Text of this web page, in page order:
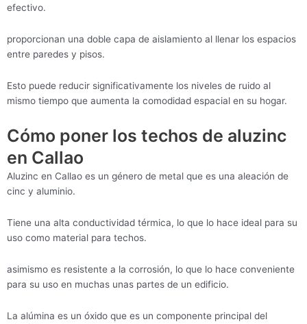
efectivo.
proporcionan una doble capa de aislamiento al llenar los espacios
entre paredes y pisos.
Esto puede reducir significativamente los niveles de ruido al
mismo tiempo que aumenta la comodidad espacial en su hogar.
Cómo poner los techos de aluzinc
en Callao
Aluzinc en Callao es un género de metal que es una aleación de
cinc y aluminio.
Tiene una alta conductividad térmica, lo que lo hace ideal para su
uso como material para techos.
asimismo es resistente a la corrosión, lo que lo hace conveniente
para su uso en muchas unas partes de un edificio.
La alúmina es un óxido que es un componente principal del